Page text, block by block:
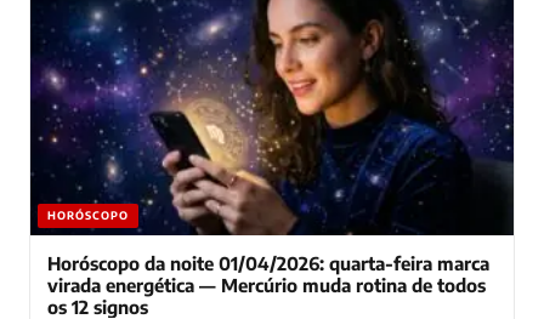
HORÓSCOPO
Horóscopo da noite 01/04/2026: quarta-feira marca
virada energética — Mercúrio muda rotina de todos
os 12 signos